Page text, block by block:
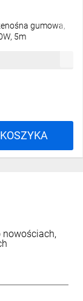
gumowa,
5m